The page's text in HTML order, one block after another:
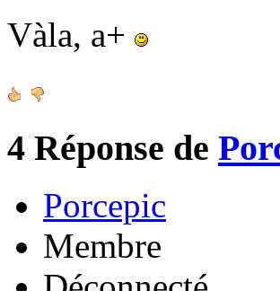
Vàla, a+
4 Réponse de
Porcepic
Membre